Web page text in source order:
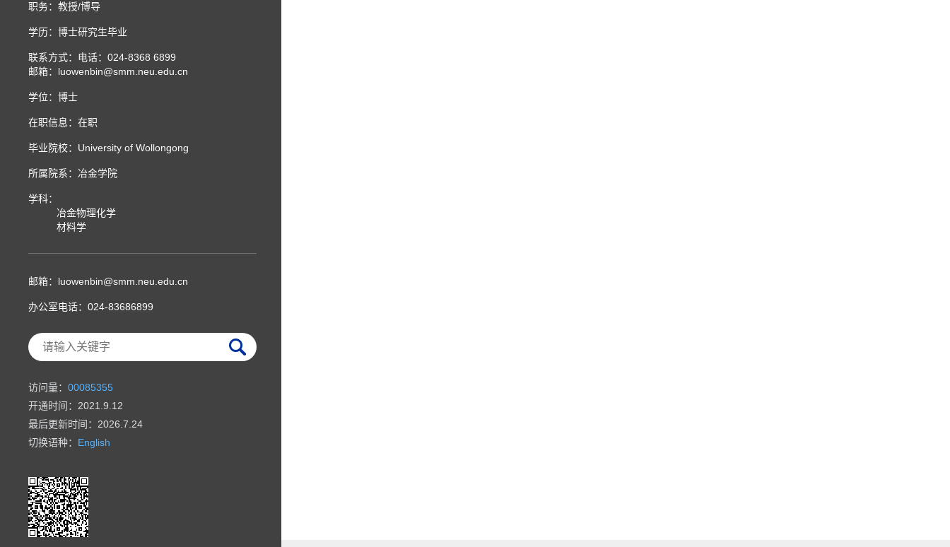
职务：教授/博导
学历：博士研究生毕业
联系方式： 电话：024-8368 6899
邮箱：luowenbin@smm.neu.edu.cn
学位：博士
在职信息：在职
毕业院校：University of Wollongong
所属院系：冶金学院
学科：
冶金物理化学
材料学
邮箱： luowenbin@smm.neu.edu.cn
办公室电话： 024-83686899
访问量： 00085355
开通时间： 2021 9 12
最后更新时间： 2026 7 24
切换语种： English